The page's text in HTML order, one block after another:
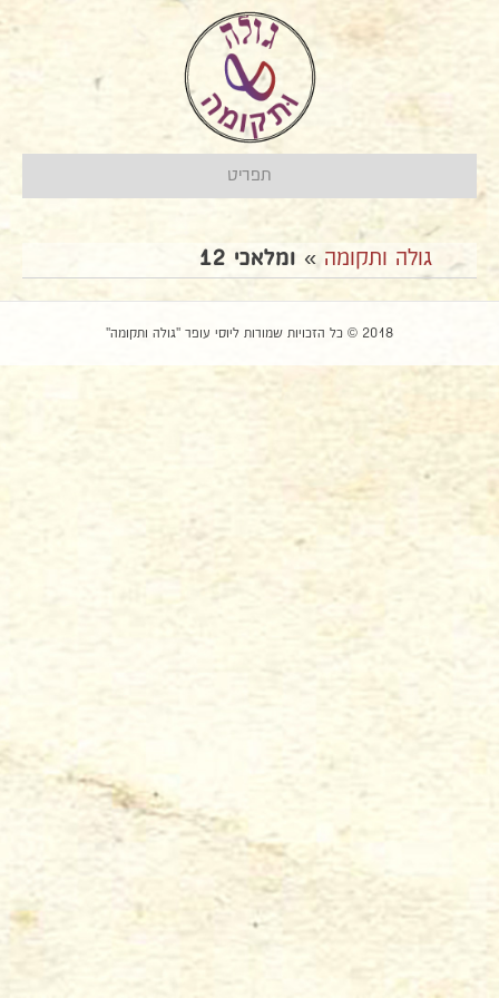
תפריט
גולה ותקומה » ומלאכי 12
2018 © כל הזכויות שמורות ליוסי עופר "גולה ותקומה"